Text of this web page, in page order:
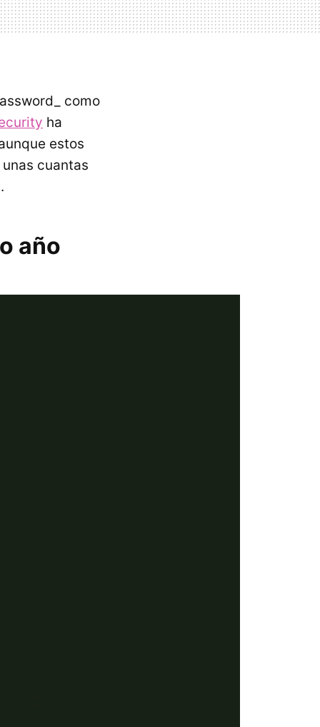
como
ha
estos
cuantas
año